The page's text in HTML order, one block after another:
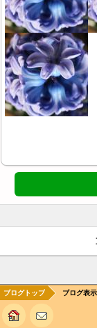
ブログトップ ブログ表示